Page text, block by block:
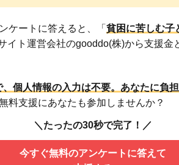
ケートに答えると、「 貧困に苦しむ子
イト運営会社のgooddo(株)から支援金
個人情報の入力は不要。 あなたに負
料支援にあなたも参加しませんか？
＼たったの30秒で完了！／
今すぐ無料のアンケートに答えて